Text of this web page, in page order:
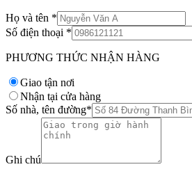
Họ và tên *
Số điện thoại *
PHƯƠNG THỨC NHẬN HÀNG
Giao tận nơi
Nhận tại cửa hàng
Số nhà, tên đường*
Ghi chú